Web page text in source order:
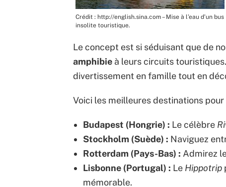
Crédit : http://english.sina.com – Mise à l’eau d’un bus
insolite touristique.
Le concept est si séduisant que de
amphibie à leurs circuits
divertissement en famille tout en
Voici les meilleures destinations
Budapest (Hongrie) : Le célèbre
Stockholm (Suède) : Naviguez
Rotterdam (Pays-Bas) : Admirez
Lisbonne (Portugal) : Le Hippotrip
mémorable.